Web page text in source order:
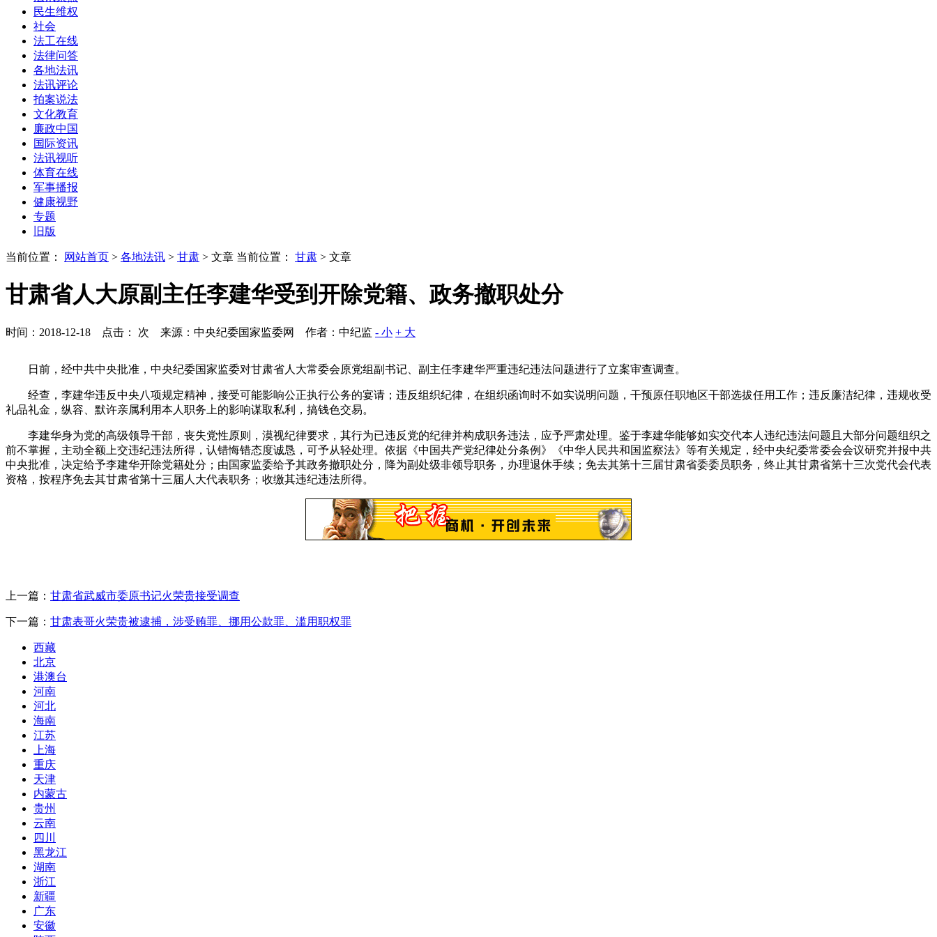
民生维权
社会
法工在线
法律问答
各地法讯
法讯评论
拍案说法
文化教育
廉政中国
国际资讯
法讯视听
体育在线
军事播报
健康视野
专题
旧版
当前位置： 网站首页 > 各地法讯 > 甘肃 > 文章 当前位置： 甘肃 > 文章
甘肃省人大原副主任李建华受到开除党籍、政务撤职处分
时间：2018-12-18 点击： 次 来源：中央纪委国家监委网 作者：中纪监 - 小 + 大
日前，经中共中央批准，中央纪委国家监委对甘肃省人大常委会原党组副书记、副主任李建华严重违纪违法问题进行了立案审查调查。
经查，李建华违反中央八项规定精神，接受可能影响公正执行公务的宴请；违反组织纪律，在组织函询时不如实说明问题，干预原任职地区干部选拔任用工作；违反廉洁纪律，违规收受
礼品礼金，纵容、默许亲属利用本人职务上的影响谋取私利，搞钱色交易。
李建华身为党的高级领导干部，丧失党性原则，漠视纪律要求，其行为已违反党的纪律并构成职务违法，应予严肃处理。鉴于李建华能够如实交代本人违纪违法问题且大部分问题组织之
前不掌握，主动全额上交违纪违法所得，认错悔错态度诚恳，可予从轻处理。依据《中国共产党纪律处分条例》《中华人民共和国监察法》等有关规定，经中央纪委常委会会议研究并报中共
中央批准，决定给予李建华开除党籍处分；由国家监委给予其政务撤职处分，降为副处级非领导职务，办理退休手续；免去其第十三届甘肃省委委员职务，终止其甘肃省第十三次党代会代表
资格，按程序免去其甘肃省第十三届人大代表职务；收缴其违纪违法所得。
上一篇： 甘肃省武威市委原书记火荣贵接受调查
下一篇： 甘肃表哥火荣贵被逮捕，涉受贿罪、挪用公款罪、滥用职权罪
西藏
北京
港澳台
河南
河北
海南
江苏
上海
重庆
天津
内蒙古
贵州
云南
四川
黑龙江
湖南
浙江
新疆
广东
安徽